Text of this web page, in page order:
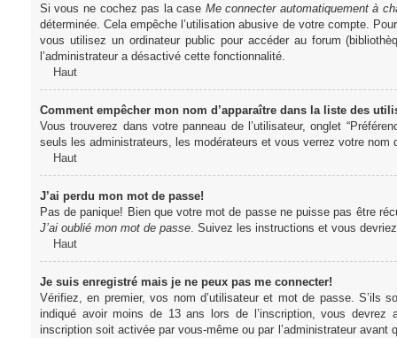
Si vous ne cochez pas la case Me connecter automatiquement à
déterminée. Cela empêche l’utilisation abusive de votre compte.
vous utilisez un ordinateur public pour accéder au forum
l’administrateur a désactivé cette fonctionnalité.
Haut
Comment empêcher mon nom d’apparaître dans la liste des
Vous trouverez dans votre panneau de l’utilisateur, onglet
seuls les administrateurs, les modérateurs et vous verrez votre
Haut
J’ai perdu mon mot de passe!
Pas de panique! Bien que votre mot de passe ne puisse pas être
J’ai oublié mon mot de passe. Suivez les instructions et vous
Haut
Je suis enregistré mais je ne peux pas me connecter!
Vérifiez, en premier, vos nom d’utilisateur et mot de passe.
indiqué avoir moins de 13 ans lors de l’inscription, vous
inscription soit activée par vous-même ou par l’administrateur